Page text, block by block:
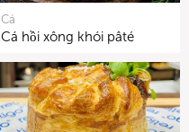
Cá
Cá hồi xông khói pâté